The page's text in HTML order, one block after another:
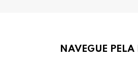
NAVEGUE PELA